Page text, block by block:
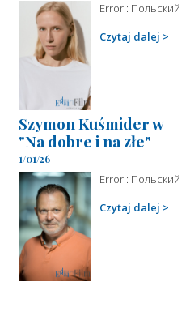
Error : Польский
Czytaj dalej
Szymon Kuśmider w
"Na dobre i na złe"
1/01/26
Error : Польский
Czytaj dalej